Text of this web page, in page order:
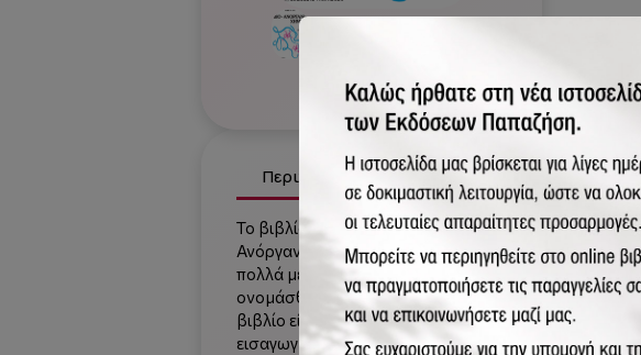
Περιγραφή Χαρακτηριστικά
Το βιβλίο αυτό απεικονίζει τη σημαντική και
Ανόργανης Χημείας και των Βιολογικών
πολλά μεταλλικά ιόντα καθώς και αμέταλλα παίζουν
ονομάσθηκε Βιο-ανόργανη Χημεία ή Ανόργανη
βιβλίο είναι προσανατολισμένο θεματικά και κάθε
εισαγωγή στο πεδίο για τελειόφοιτους και